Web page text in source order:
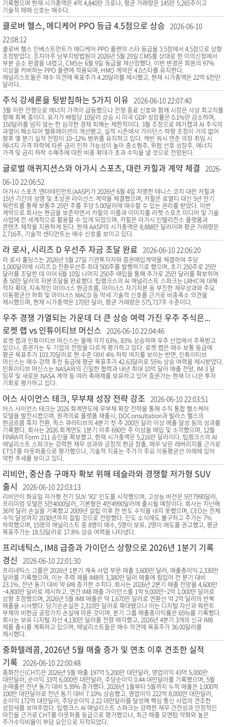
기록했으며 현재 시가총액은 4억 4,840만 크로나, 평균 거래량은 145만 5,265주이고
기술적 매매 신호는 매수다.
클로버 헬스, 메디케어 PPO 등급 4.5점으로 상승 2026-06-10
22:08:12
클로버 헬스 인베스트먼트가 메디케어 PPO 플랜의 스타 등급을 3.5점에서 4.5점으로 상향
조정받았다. 조지아주 남부지방법원이 2026년 5월 29일 CMS를 상대로 한 이의신청에서
부분 승소 판결을 내렸고, CMS는 6월 9일 등급을 재산정했다. 이번 변경은 회원의 97%
이상을 커버하는 PPO 플랜에 적용되며, HMO 계약은 4.0스타를 유지한다.
애널리스트들은 매수 의견에 목표주가 4.20달러를 제시했고, 현재 시가총액은 22억 6천만
달러다.
주식 강세론을 뒷받침하는 5가지 이유 2026-06-10 22:07:40
3월 이란 전쟁으로 에너지 가격이 급등했으나 전쟁 종료 신호와 함께 시장은 사상 최고치를
향해 회복 중이다. 유가가 배럴당 10달러 상승 시 미국 GDP 성장률은 0.1%만 감소하며,
150달러를 넘지 않는 한 심각한 경제 피해는 제한적이다. 3월 조정으로 메가캡과 AI 주식의
과열이 해소되어 밸류에이션이 개선됐고, 실적 시즌에서 가이던스 하향 조정이 거의 없어
향후 몇 분기 실적 전망이 10~12% 범위를 유지하고 있다. 케빈 워시 연준 의장 취임 시
에너지 가격 하락에 따른 금리 인하 가능성이 높아 중소형주, 위험 선호 성장주, 에너지
가격 및 금리 하락 수혜주에 대한 비중 확대가 초과 수익을 낼 것으로 전망된다.
글로벌 애퀴지션스와 아가시 스포츠, 대런 카힐과 계약 체결
2026-
06-10 22:06:52
아가시 스포츠 엔터테인먼트(AASP)가 2026년 6월 4일 저명한 테니스 코치 대런 카힐과
15년 기간의 성명 및 초상권 라이선스 계약을 체결했으며, 카힐은 로열티 대신 5년 만기
워런트를 통해 보통주 25만 주를 주당 5.00달러에 매수할 수 있는 권리를 받았다. 이번
계약으로 회사는 현금을 보존하면서 카힐의 이름과 이미지를 라켓 스포츠 미디어 및 기술
사업에 전 세계적으로 활용할 수 있게 되었으며, 카힐은 아가시 인텔리전스 플랫폼과
콘텐츠 제작을 지원하게 된다. 현재 AASP의 시가총액은 8,888만 달러이며 평균 거래량은
2,716주, 기술적 센티먼트는 매수 신호를 보이고 있다.
라 로사, 시리즈 D 우선주 자금 조달 완료 2026-06-10 22:06:20
라 로사 홀딩스는 2026년 5월 27일 기관투자자와 증권매입계약을 체결하여 주당
1,000달러에 시리즈 D 전환우선주 최대 500주를 발행하기로 했으며, 초기 250주로 25만
달러를 조달한 데 이어 6월 10일 나머지 250주 매입을 통해 추가로 25만 달러를 확보하여
총 50만 달러의 자본조달을 완료했다. 팁랭크스의 AI 애널리스트 스파크는 LRHC에 대해
적자 확대, 지속적인 마이너스 현금흐름, 마이너스 자기자본 등 부진한 재무성과와 주요
이동평균선 하회 및 마이너스 MACD 등 약세 기술적 신호를 근거로 비중축소 의견을
제시했으며, 현재 시가총액은 170만 달러, 평균 거래량은 575,717주 수준이다.
우주 경쟁 가열되는 가운데 더 큰 상승 여력 가진 우주 주식은...
로켓 랩 vs 인튜이티브 머신스 2026-06-10 22:04:46
로켓 랩과 인튜이티브 머신스는 올해 각각 63%, 83% 상승하며 우주 산업에서 주목받고
있으나, 증권가는 두 기업의 전망을 다르게 평가하고 있다. 로켓 랩은 매수 보통 등급에
평균 목표주가 103.70달러로 현 수준 대비 4% 하락 여지를 보이는 반면, 인튜이티브
머신스는 매수 강력 추천 등급에 평균 목표주가 42.63달러로 55% 상승 여력을 제시받았다.
인튜이티브 머신스는 NASA와의 긴밀한 협력과 내년 최대 10억 달러 매출 전망, IM-3 달
임무 및 새로운 NASA 계약 등 여러 촉매제를 보유하고 있어 증권가는 현재 더 나은 투자
기회로 평가하고 있다.
어스 사이언스 테크, 무부채 성장 전략 강조 2026-06-10 22:03:51
어스 사이언스 테크는 2026 회계연도에 무부채 확장 전략을 통해 수직 통합 헬스케어
모델을 발전시켰으며, 원격의료 플랫폼 재출시, DOConsultation과 빌라스 헬스의
현금흐름 흑자 전환, 픽스 큐러티브의 4분기 첫 주 200만 달러 이상 매출 달성 등의 성과를
기록했다. 회사는 2026 회계연도 1분기 이후 690만 주 이상을 매입 및 소각했으며, 12월
FINRA의 Form 211 승인을 확보했고, 현재 시가총액은 5,216만 달러이다. 팁랭크스의 AI
애널리스트 스파크는 강력한 재무 성과와 긍정적 현금 창출, 매우 낮은 레버리지를 근거로
ETST를 아웃퍼폼으로 평가했으나, 기술적 지표는 주가가 주요 이동평균선 아래에 있어
약한 추세를 보이고 있다.
리비안, 중산층 구매자 확보 위해 테슬라와 경쟁할 저가형 SUV
출시
2026-06-10 22:03:13
리비안이 화요일 저가형 전기 SUV 'R2' 인도를 시작했으며, 고성능 버전은 5만7990달러,
프리미엄 모델은 5만4000달러, 기본형은 4만4990달러에 출시될 예정이다. 회사는 지난해
36억 달러 손실을 기록했고 2009년 설립 이후 한 번도 수익을 내지 못했으며, CEO는 전체
수익 달성까지 2030년까지 걸릴 것으로 전망했다. 인도 소식에도 불구하고 주가는 7%
하락했으며, 15명의 애널리스트 중 8명이 매수, 5명이 보유, 2명이 매도를 권고했고, 평균
목표주가는 18.53달러로 17.8% 상승 여력을 나타냈다.
프리네틱스, IM8 급증과 가이던스 상향으로 2026년 1분기 기록
경신
2026-06-10 22:01:30
프리네틱스 그룹은 2026년 1분기 계속 사업 부문 매출 3,600만 달러, 매출총이익 2,330만
달러를 기록했으며, 이는 주력 제품 IM8의 3,380만 달러 매출에 힘입어 전 분기 대비
23.1%, 전년 동기 대비 약 6배 증가한 수치다. 회사는 2026년 2분기 매출 전망을 4,600만
~4,800만 달러로 제시하고, 연간 IM8 매출 가이던스를 1억 9,000만~2억 1,000만 달러로
상향 조정했으며, 2026년 5월 IM8 매출은 약 1,670만 달러로 연환산 약 2억 달러의 반복
매출을 시사했다. 당기순손실은 2,310만 달러로 확대됐으나 이는 디지털 자산과 워런트
부채의 비현금 공정가치 손실에 따른 것이며, 분기 그룹 매출총이익률은 65%를 기록했다.
회사는 보유 디지털 자산 4,130만 달러를 전량 매각했고, 2026년 4분기 3개의 신규 IM8
제품 출시를 계획하고 있으며, 애널리스트들은 매수 의견에 목표주가 36.00달러를
제시했다.
중화텔레콤, 2026년 5월 매출 증가 및 연초 이후 견조한 실적
기록 2026-06-10 22:00:48
중화전신(CHT)은 2026년 5월 매출 197억 5,200만 대만달러, 영업이익 43억 5,000만
대만달러, 순이익 33억 6,000만 대만달러, 주당순이익 0.44 대만달러를 기록했으며, 5월
순매출은 전년 동기 대비 5.39% 증가했다. 2026년 1월부터 5월까지 누적 매출은 1,000억
100만 대만달러로 전년 동기 대비 7.10% 상승했고, 영업이익 222억 8,000만 대만달러,
순이익 172억 대만달러, 주당순이익 2.22 대만달러를 달성해 핵심 통신 사업의 견조한
성장세를 보여주었다. 팁랭크스 AI 애널리스트 스파크는 강력한 재무 건전성과 안정적인
마진을 근거로 CHT를 아웃퍼폼 등급으로 평가했으나, 최근 매출 모멘텀 약화와 높은
주가수익비율이 부담 요인으로 지적되었다.